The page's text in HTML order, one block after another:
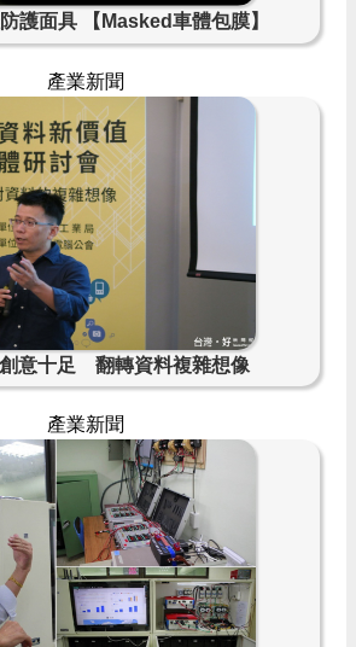
護面具 【Masked車體包膜】
產業新聞
意十足 翻轉資料複雜想像
產業新聞